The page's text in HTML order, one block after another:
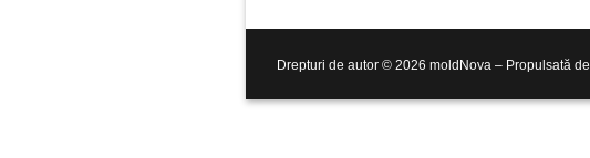
Drepturi de autor © 2026 moldNova – Propulsată de